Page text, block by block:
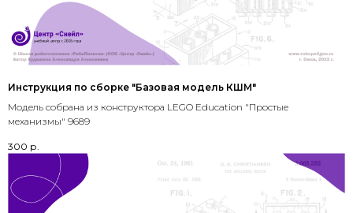
Инструкция по сборке "Базовая модель КШМ"
Модель собрана из конструктора LEGO Education "Простые
механизмы" 9689
300 р.